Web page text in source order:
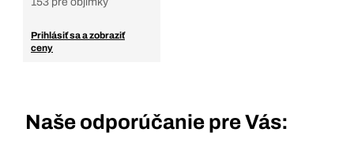
Prihlásiť sa a zobraziť
ceny
Naše odporúčanie pre Vás: